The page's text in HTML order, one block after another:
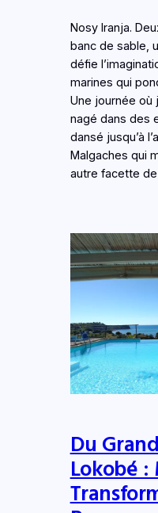
Nosy Iranja.
banc de sable,
défie
marines qui
Une journée où
nagé dans des
dansé jusqu’à
Malgaches qui
autre facette de
Du
Lokobé :